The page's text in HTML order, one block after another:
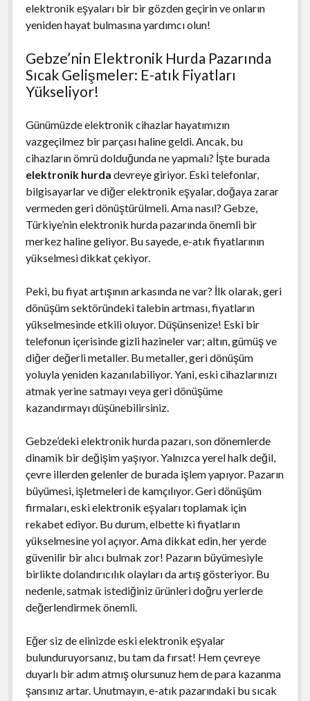
elektronik eşyaları bir bir gözden geçirin ve onların
yeniden hayat bulmasına yardımcı olun!
Gebze’nin Elektronik Hurda Pazarında
Sıcak Gelişmeler: E-atık Fiyatları
Yükseliyor!
Günümüzde elektronik cihazlar hayatımızın
vazgeçilmez bir parçası haline geldi. Ancak, bu
cihazların ömrü dolduğunda ne yapmalı? İşte burada
elektronik hurda devreye giriyor. Eski telefonlar,
bilgisayarlar ve diğer elektronik eşyalar, doğaya zarar
vermeden geri dönüştürülmeli. Ama nasıl? Gebze,
Türkiye’nin elektronik hurda pazarında önemli bir
merkez haline geliyor. Bu sayede, e-atık fiyatlarının
yükselmesi dikkat çekiyor.
Peki, bu fiyat artışının arkasında ne var? İlk olarak, geri
dönüşüm sektöründeki talebin artması, fiyatların
yükselmesinde etkili oluyor. Düşünsenize! Eski bir
telefonun içerisinde gizli hazineler var; altın, gümüş ve
diğer değerli metaller. Bu metaller, geri dönüşüm
yoluyla yeniden kazanılabiliyor. Yani, eski cihazlarınızı
atmak yerine satmayı veya geri dönüşüme
kazandırmayı düşünebilirsiniz.
Gebze’deki elektronik hurda pazarı, son dönemlerde
dinamik bir değişim yaşıyor. Yalnızca yerel halk değil,
çevre illerden gelenler de burada işlem yapıyor. Pazarın
büyümesi, işletmeleri de kamçılıyor. Geri dönüşüm
firmaları, eski elektronik eşyaları toplamak için
rekabet ediyor. Bu durum, elbette ki fiyatların
yükselmesine yol açıyor. Ama dikkat edin, her yerde
güvenilir bir alıcı bulmak zor! Pazarın büyümesiyle
birlikte dolandırıcılık olayları da artış gösteriyor. Bu
nedenle, satmak istediğiniz ürünleri doğru yerlerde
değerlendirmek önemli.
Eğer siz de elinizde eski elektronik eşyalar
bulunduruyorsanız, bu tam da fırsat! Hem çevreye
duyarlı bir adım atmış olursunuz hem de para kazanma
şansınız artar. Unutmayın, e-atık pazarındaki bu sıcak